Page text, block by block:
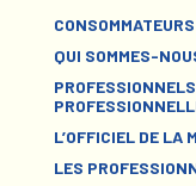
QUI SOMMES-
L’OFFICIEL DE LA
LES